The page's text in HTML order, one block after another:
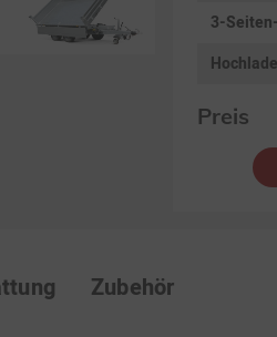
3-
Preis
Zubehör